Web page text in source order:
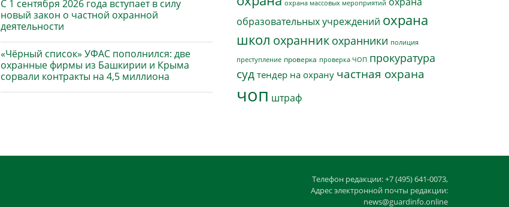
С 1 сентября 2026 года вступает в силу
новый закон о частной охранной
деятельности
«Чёрный список» УФАС пополнился: две
охранные фирмы из Башкирии и Крыма
сорвали контракты на 4,5 миллиона
охрана массовых мероприятий
образовательных учреждений охрана
школ охранник охранники полиция
преступление проверка проверка ЧОП прокуратура
суд тендер на охрану частная охрана
чоп штраф
Телефон редакции: +7 (495) 641-0073,
Адрес электронной почты редакции:
news@guardinfo.online